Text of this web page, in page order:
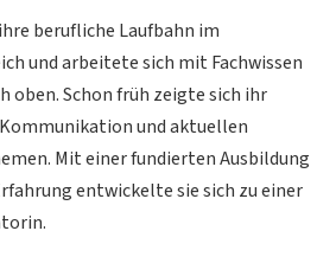
berufliche Laufbahn im
und arbeitete sich mit Fachwissen
oben. Schon früh zeigte sich ihr
und aktuellen
Mit einer fundierten Ausbildung
entwickelte sie sich zu einer